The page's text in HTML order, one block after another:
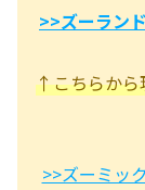
>>ズーラン
↑こちらから
>>ズーミッ